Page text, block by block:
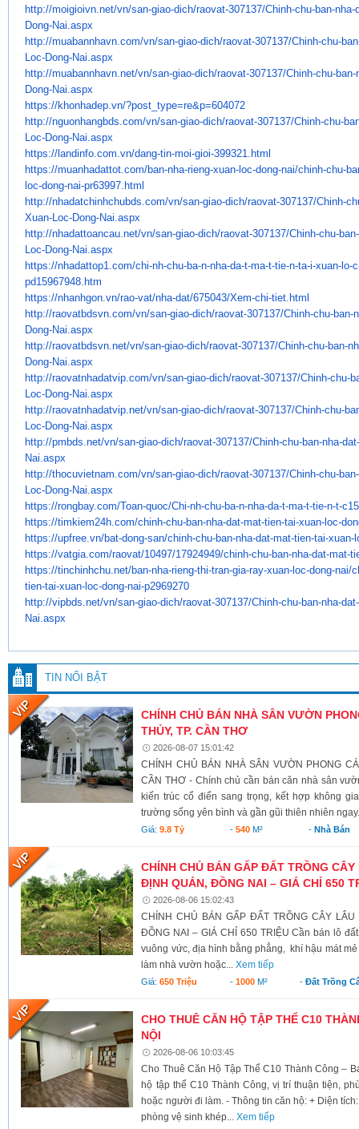
http://moigioivn.net/vn/san-giao-dich/raovat-307137/Chinh-chu-ban-nha-
Dong-Nai.aspx
http://muabannhavn.com/vn/san-giao-dich/raovat-307137/Chinh-chu-
Loc-Dong-Nai.aspx
http://muabannhavn.net/vn/san-giao-dich/raovat-307137/Chinh-chu-ban-
Dong-Nai.aspx
https://khonhadep.vn/?post_ type=re&p=604072
http://nguonhangbds.com/vn/san-giao-dich/raovat-307137/Chinh-chu-
Loc-Dong-Nai. aspx
https://landinfo.com.vn/dang-tin-moi-gioi-399321.html
https://muanhadattot.com/ban-nha-rieng-xuan-loc-dong-nai/chinh-chu-
loc-dong-nai-pr63997.html
http://nhadatchinhchubds.com/vn/san-giao-dich/raovat-307137/Chinh-
Xuan-Loc-Dong-Nai.aspx
http://nhadattoancau.net/vn/san-giao-dich/raovat-307137/Chinh-chu-
Loc-Dong-Nai. aspx
https://nhadattop1.com/chi-nh-chu-ba-n-nha-da-t-ma-t-tie-n-ta-i-xuan-lo-
pd15967948.htm
https://nhanhgon.vn/rao-vat/nha-dat/675043/Xem-chi-tiet. html
http://raovatbdsvn.com/vn/san-giao-dich/raovat-307137/Chinh-chu-ban-
Dong-Nai.aspx
http://raovatbdsvn.net/vn/san-giao-dich/raovat-307137/Chinh-chu-ban-
Dong-Nai.aspx
http://raovatnhadatvip.com/vn/san-giao-dich/raovat-307137/Chinh-chu-
Loc-Dong-Nai. aspx
http://raovatnhadatvip.net/vn/san-giao-dich/raovat-307137/Chinh-chu-
Loc-Dong-Nai. aspx
http://pmbds.net/vn/san-giao-dich/raovat-307137/Chinh-chu-ban-nha-
Nai.aspx
http://thocuvietnam.com/vn/san-giao-dich/raovat-307137/Chinh-chu-
Loc-Dong-Nai. aspx
https://rongbay.com/Toan-quoc/Chi-nh-chu-ba-n-nha-da-t-ma-t-tie-n-t-
https://timkiem24h.com/chinh-chu-ban-nha-dat-mat-tien-tai-xuan-loc-
https://upfree.vn/bat-dong-san/chinh-chu-ban-nha-dat-mat-tien-tai-xuan-
https://vatgia.com/raovat/10497/17924949/chinh-chu-ban-nha-dat-mat-
https://tinchinhchu.net/ban-nha-rieng-thi-tran-gia-ray-xuan-loc-dong-nai/
tien-tai-xuan-loc-dong-nai-p2969270
http://vipbds.net/vn/san-giao-dich/raovat-307137/Chinh-chu-ban-nha-
Nai.aspx
TIN NỔI BẬT
CHÍNH CHỦ BÁN NHÀ SÂN VƯỜN
THỦY, TP. CẦN THƠ
2026-08-07 15:01:42
CHÍNH CHỦ BÁN NHÀ SÂN VƯỜN PHONG
CẦN THƠ - Chính chủ cần bán căn nhà sân
kiến trúc cổ điển sang trọng, kết hợp không
trường sống yên bình và gần gũi thiên nhiên
Giá:9.8 Tỷ -540 M² - Nhà Bán
CHÍNH CHỦ BÁN GẤP ĐẤT TRỒNG
ĐỊNH QUÁN, ĐỒNG NAI – GIÁ CHỈ 650
2026-08-06 15:02:43
CHÍNH CHỦ BÁN GẤP ĐẤT TRỒNG CÂY LÂU
ĐỒNG NAI – GIÁ CHỈ 650 TRIỆU Cần bán lô
vuông vức, địa hình bằng phẳng, khí hậu mát
làm nhà vườn hoặc...Xem tiếp
Giá:650 Triệu - 1000M² -Đất Trồng
CHO THUÊ CĂN HỘ TẬP THỂ C10
NỘI
2026-08-06 10:03:45
Cho Thuê Căn Hộ Tập Thể C10 Thành Công –
hộ tập thể C10 Thành Công, vị trí thuận tiện,
hoặc người đi làm. - Thông tin căn hộ: + Diện
phòng vệ sinh khép...Xem tiếp